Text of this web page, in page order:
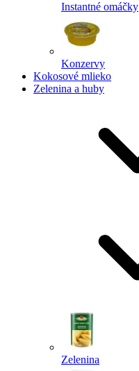
Instantné omáčky
Konzervy
Kokosové mlieko
Zelenina a huby
Zelenina